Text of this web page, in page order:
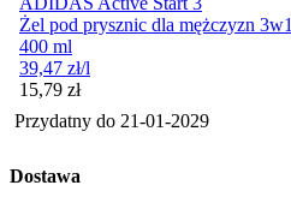
Żel pod prysznic dla mężczyzn 3w1
400 ml
39,47 zł/l
Cena
15,79 zł
Przydatny do 21-01-2029
Dostawa